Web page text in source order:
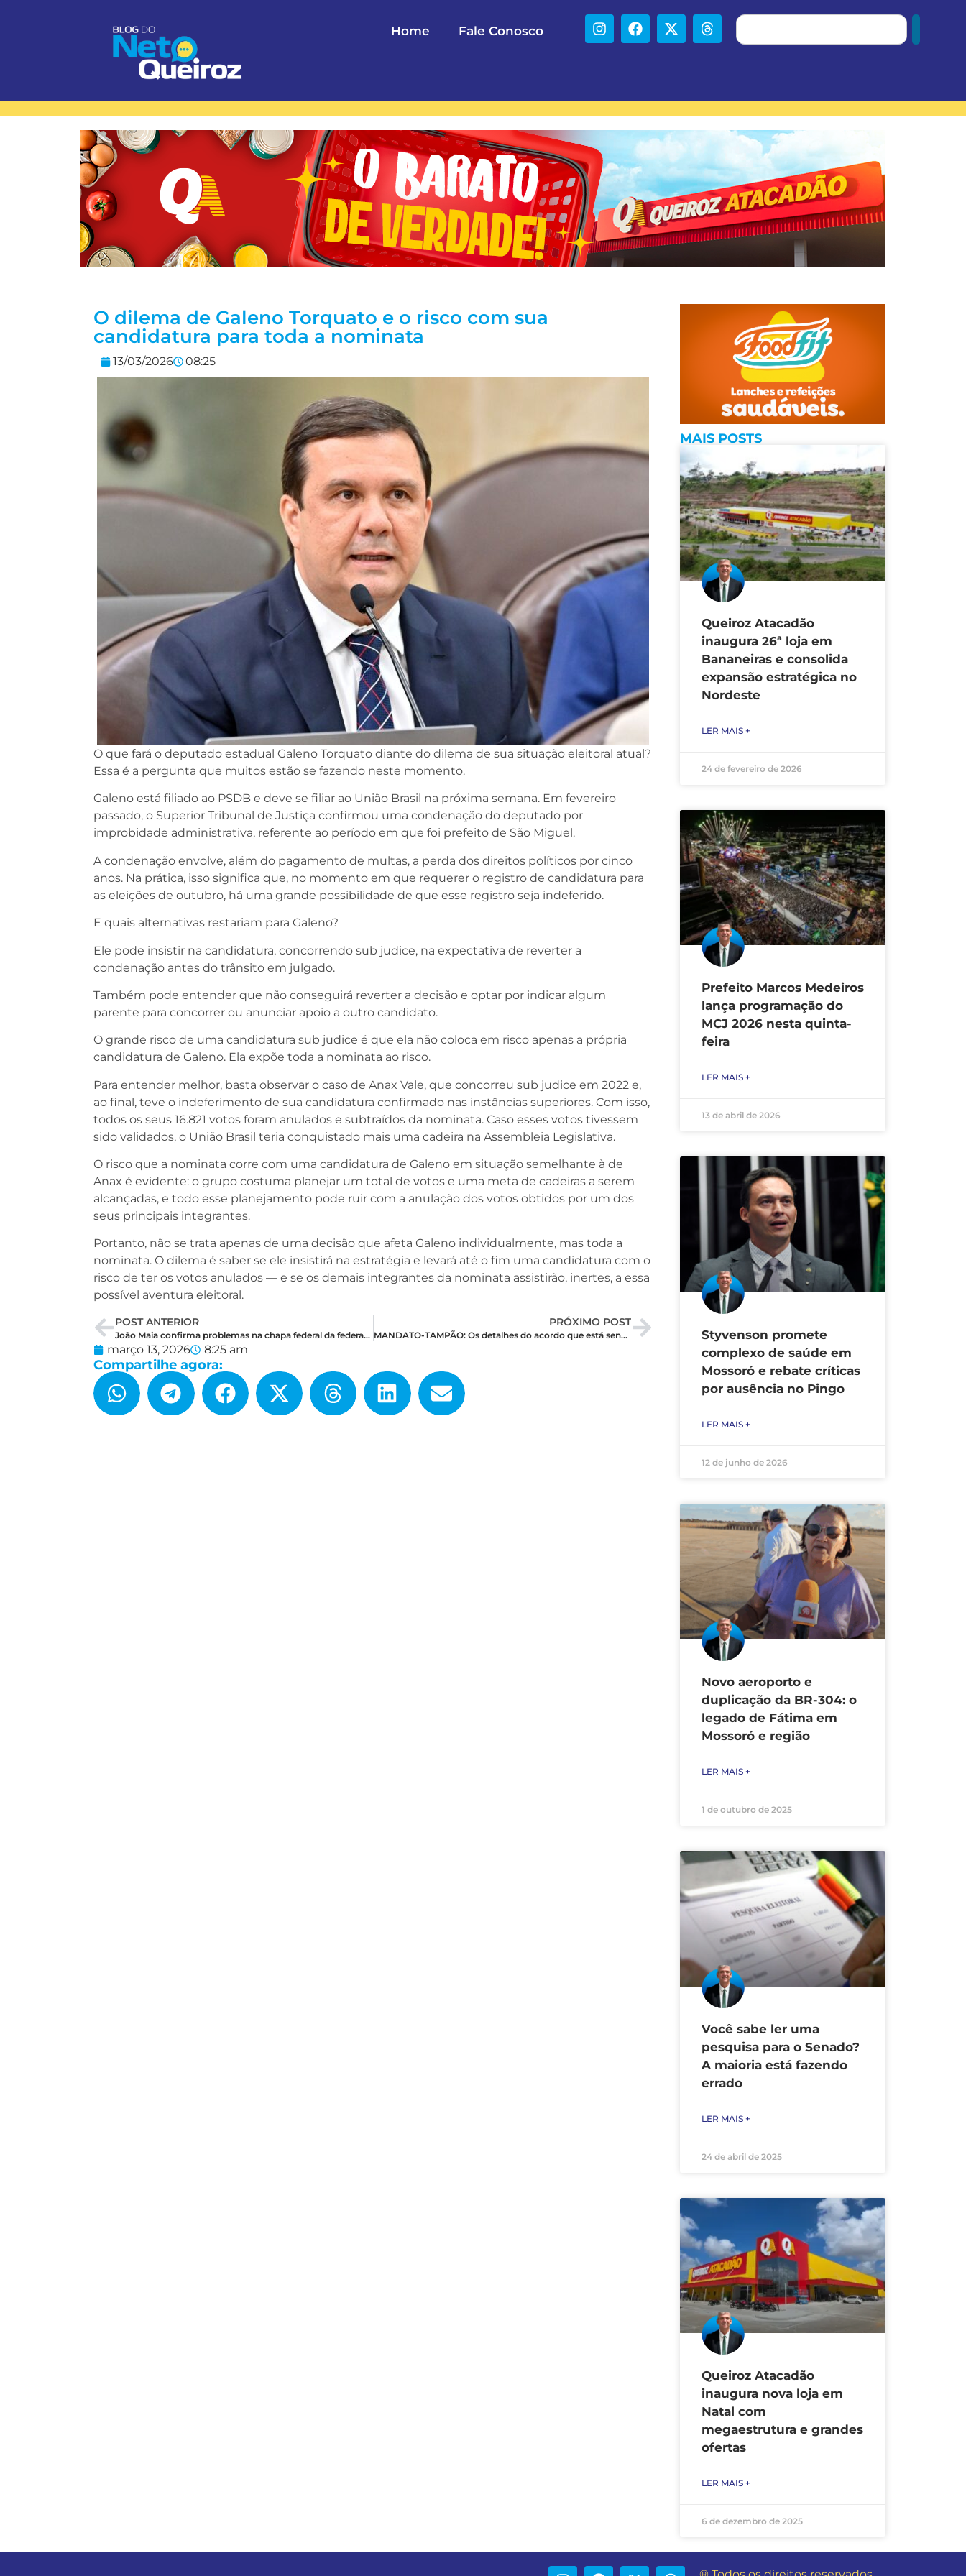
Home Fale Conosco
O dilema de Galeno Torquato e o risco com sua
candidatura para toda a nominata
13/03/2026 08:25
O que fará o deputado estadual Galeno Torquato diante do dilema de sua situação eleitoral atual?
Essa é a pergunta que muitos estão se fazendo neste momento.
Galeno está filiado ao PSDB e deve se filiar ao União Brasil na próxima semana. Em fevereiro
passado, o Superior Tribunal de Justiça confirmou uma condenação do deputado por
improbidade administrativa, referente ao período em que foi prefeito de São Miguel.
A condenação envolve, além do pagamento de multas, a perda dos direitos políticos por cinco
anos. Na prática, isso significa que, no momento em que requerer o registro de candidatura para
as eleições de outubro, há uma grande possibilidade de que esse registro seja indeferido.
E quais alternativas restariam para Galeno?
Ele pode insistir na candidatura, concorrendo sub judice, na expectativa de reverter a
condenação antes do trânsito em julgado.
Também pode entender que não conseguirá reverter a decisão e optar por indicar algum
parente para concorrer ou anunciar apoio a outro candidato.
O grande risco de uma candidatura sub judice é que ela não coloca em risco apenas a própria
candidatura de Galeno. Ela expõe toda a nominata ao risco.
Para entender melhor, basta observar o caso de Anax Vale, que concorreu sub judice em 2022 e,
ao final, teve o indeferimento de sua candidatura confirmado nas instâncias superiores. Com isso,
todos os seus 16.821 votos foram anulados e subtraídos da nominata. Caso esses votos tivessem
sido validados, o União Brasil teria conquistado mais uma cadeira na Assembleia Legislativa.
O risco que a nominata corre com uma candidatura de Galeno em situação semelhante à de
Anax é evidente: o grupo costuma planejar um total de votos e uma meta de cadeiras a serem
alcançadas, e todo esse planejamento pode ruir com a anulação dos votos obtidos por um dos
seus principais integrantes.
Portanto, não se trata apenas de uma decisão que afeta Galeno individualmente, mas toda a
nominata. O dilema é saber se ele insistirá na estratégia e levará até o fim uma candidatura com o
risco de ter os votos anulados — e se os demais integrantes da nominata assistirão, inertes, a essa
possível aventura eleitoral.
POST ANTERIOR
João Maia confirma problemas na chapa federal da federação PP–União Brasil e não sabe se Kelps fica
PRÓXIMO POST
MANDATO-TAMPÃO: Os detalhes do acordo que está sendo negociada entre PT e União progressista
março 13, 2026 8:25 am
Compartilhe agora:
MAIS POSTS
Queiroz Atacadão
inaugura 26ª loja em
Bananeiras e consolida
expansão estratégica no
Nordeste
LER MAIS +
24 de fevereiro de 2026
Prefeito Marcos Medeiros
lança programação do
MCJ 2026 nesta quinta-
feira
LER MAIS +
13 de abril de 2026
Styvenson promete
complexo de saúde em
Mossoró e rebate críticas
por ausência no Pingo
LER MAIS +
12 de junho de 2026
Novo aeroporto e
duplicação da BR-304: o
legado de Fátima em
Mossoró e região
LER MAIS +
1 de outubro de 2025
Você sabe ler uma
pesquisa para o Senado?
A maioria está fazendo
errado
LER MAIS +
24 de abril de 2025
Queiroz Atacadão
inaugura nova loja em
Natal com
megaestrutura e grandes
ofertas
LER MAIS +
6 de dezembro de 2025